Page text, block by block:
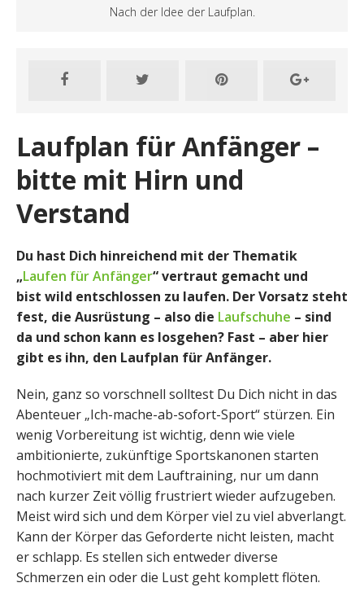
Nach der Idee der Laufplan.
Laufplan für Anfänger –
bitte mit Hirn und
Verstand
Du hast Dich hinreichend mit der Thematik
„Laufen für Anfänger“ vertraut gemacht und
bist wild entschlossen zu laufen. Der Vorsatz steht
fest, die Ausrüstung – also die Laufschuhe – sind
da und schon kann es losgehen? Fast – aber hier
gibt es ihn, den Laufplan für Anfänger.
Nein, ganz so vorschnell solltest Du Dich nicht in das
Abenteuer „Ich-mache-ab-sofort-Sport“ stürzen. Ein
wenig Vorbereitung ist wichtig, denn wie viele
ambitionierte, zukünftige Sportskanonen starten
hochmotiviert mit dem Lauftraining, nur um dann
nach kurzer Zeit völlig frustriert wieder aufzugeben.
Meist wird sich und dem Körper viel zu viel abverlangt.
Kann der Körper das Geforderte nicht leisten, macht
er schlapp. Es stellen sich entweder diverse
Schmerzen ein oder die Lust geht komplett flöten.